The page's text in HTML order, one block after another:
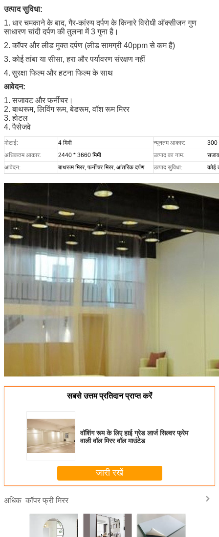
उत्पाद सुविधा:
1. धार चमकाने के बाद, गैर-कांस्य दर्पण के किनारे विरोधी ऑक्सीजन गुण
साधारण चांदी दर्पण की तुलना में 3 गुना है।
2. कॉपर और लीड मुक्त दर्पण (लीड सामग्री 40ppm से कम है)
3. कोई तांबा या सीसा, हरा और पर्यावरण संरक्षण नहीं
4. सुरक्षा फिल्म और हटना फिल्म के साथ
आवेदन:
1. सजावट और फर्नीचर।
2. बाथरूम, लिविंग रूम, बेडरूम, वॉश रूम मिरर
3. होटल
4. पैसेजवे
मोटाई: 4 मिमी न्यूनतम आकार:
300
अधिकतम आकार:
2440 * 3660 मिमी उत्पाद का नाम:
आवेदन:
बाथरूम मिरर, फर्नीचर मिरर, आंतरिक दर्पण उत्पाद सुविधा: कोई
सबसे उत्तम प्रतिदान प्राप्त करें
वॉशिंग रूम के लिए हाई ग्रेड लार्ज सिल्वर फ्रेम
वाली वॉल मिरर वॉल माउंटेड
जारी रखें
अधिक कॉपर फ्री मिरर